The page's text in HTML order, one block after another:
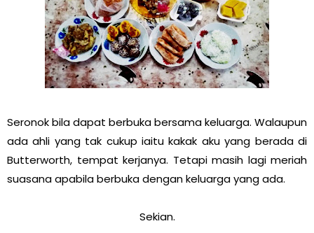
Seronok bila dapat berbuka bersama keluarga. Walaupun
ada ahli yang tak cukup iaitu kakak aku yang berada di
Butterworth, tempat kerjanya. Tetapi masih lagi meriah
suasana apabila berbuka dengan keluarga yang ada.
Sekian.